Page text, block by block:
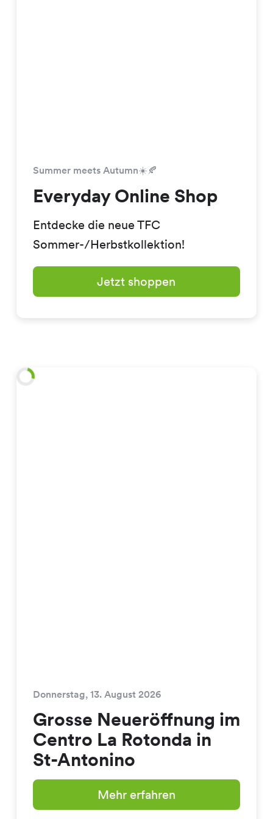
Summer meets Autumn☀️🍂
Everyday Online Shop
Entdecke die neue TFC
Sommer-/Herbstkollektion!
Jetzt shoppen
Donnerstag, 13. August 2026
Grosse Neueröffnung im
Centro La Rotonda in
St-Antonino
Mehr erfahren